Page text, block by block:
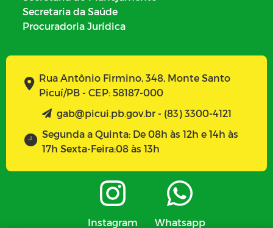
Secretaria da Saúde
Procuradoria Jurídica
Rua Antônio Firmino, 348, Monte Santo
Picuí/PB - CEP: 58187-000
gab@picui.pb.gov.br - (83) 3300-4121
Segunda a Quinta: De 08h às 12h e 14h às
17h Sexta-Feira:08 às 13h
Instagram Whatsapp